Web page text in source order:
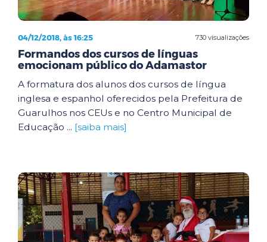
730 visualizações
04/12/2018, às 16:25
Formandos dos cursos de línguas
emocionam público do Adamastor
A formatura dos alunos dos cursos de língua
inglesa e espanhol oferecidos pela Prefeitura de
Guarulhos nos CEUs e no Centro Municipal de
Educação ... [saiba mais]